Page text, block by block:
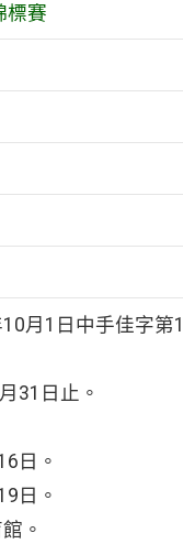
標賽
月1日中手佳字第
31日止。
日。
日。
。